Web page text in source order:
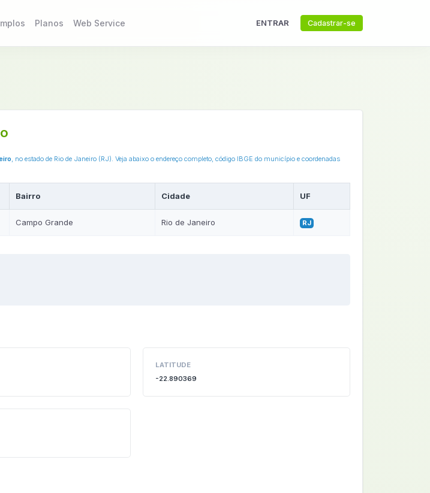
Planos Web Service ENTRAR Cadastrar-se
, no estado de Rio de Janeiro (RJ). Veja abaixo o endereço completo, código IBGE do município e coordenadas
Bairro Cidade UF
Campo Grande Rio de Janeiro RJ
LATITUDE
-22.890369